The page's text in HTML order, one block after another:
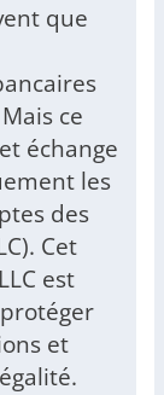
que
ce
échange
les
des
Cet
est
et